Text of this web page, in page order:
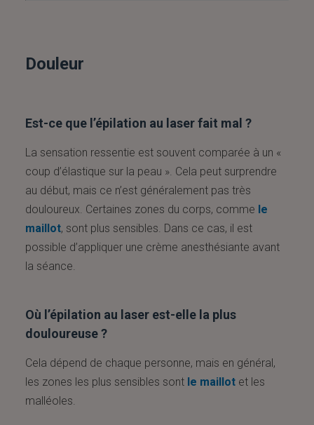
Douleur
Est-ce que l’épilation au laser fait mal ?
La sensation ressentie est souvent comparée à un «
coup d’élastique sur la peau ». Cela peut surprendre
au début, mais ce n’est généralement pas très
douloureux. Certaines zones du corps, comme le
maillot, sont plus sensibles. Dans ce cas, il est
possible d’appliquer une crème anesthésiante avant
la séance.
Où l’épilation au laser est-elle la plus
douloureuse ?
Cela dépend de chaque personne, mais en général,
les zones les plus sensibles sont le maillotet les
malléoles.